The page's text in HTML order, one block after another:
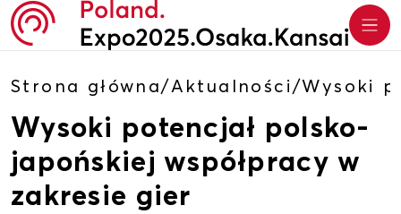
Strona główna/Aktualności/Wysoki
Wysoki potencjał polsko-
japońskiej współpracy w
zakresie gier